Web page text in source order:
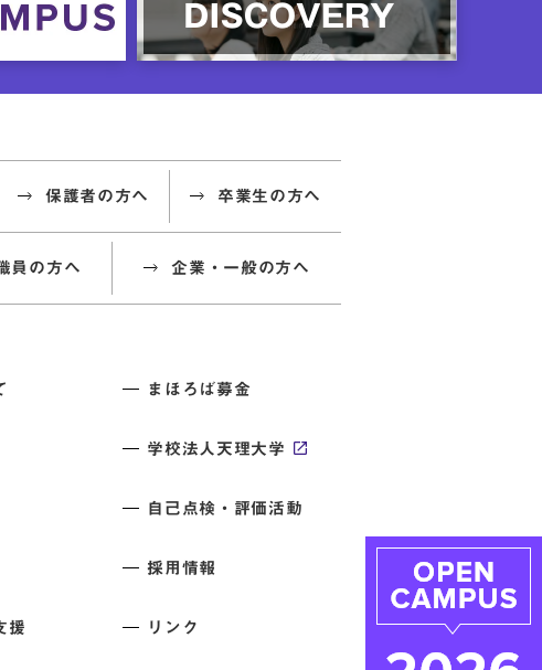
保護者の方へ 卒業生の方へ
員の方へ 企業・一般の方へ
援
まほろば募金
学校法人天理大学
自己点検・評価活動
採用情報
リンク